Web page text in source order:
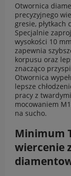
Otwornica
precyzyjnego
gresie,
Specjalnie
wysokości 10
zapewnia
korpusu oraz
znacząco
Otwornica
lepsze
pracy z
mocowaniem
na sucho.
Minimum
wiercenie